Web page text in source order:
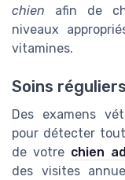
chien afin de
niveaux
vitamines.
Soins
Des examens
pour détecter
de votre chien
des visites